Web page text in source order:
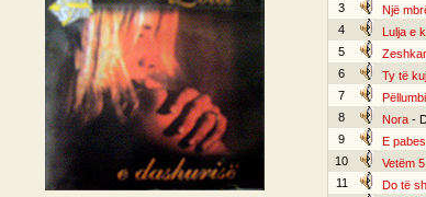
3
Një
4
Lulja e
5
6
Ty të
7
8
Nora-
9
E
10
Vetëm
11
Do të